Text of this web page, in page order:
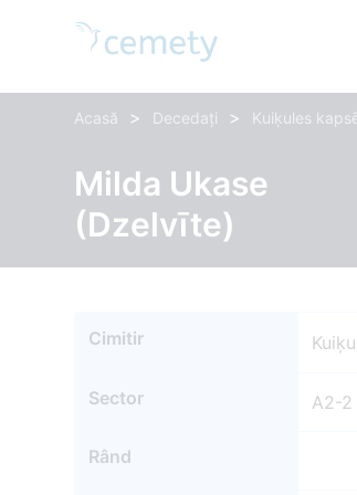
Acasă > Decedați > Kuiķules
Milda Ukase
(Dzelvīte)
Cimitir
Sector A2-2
Rând